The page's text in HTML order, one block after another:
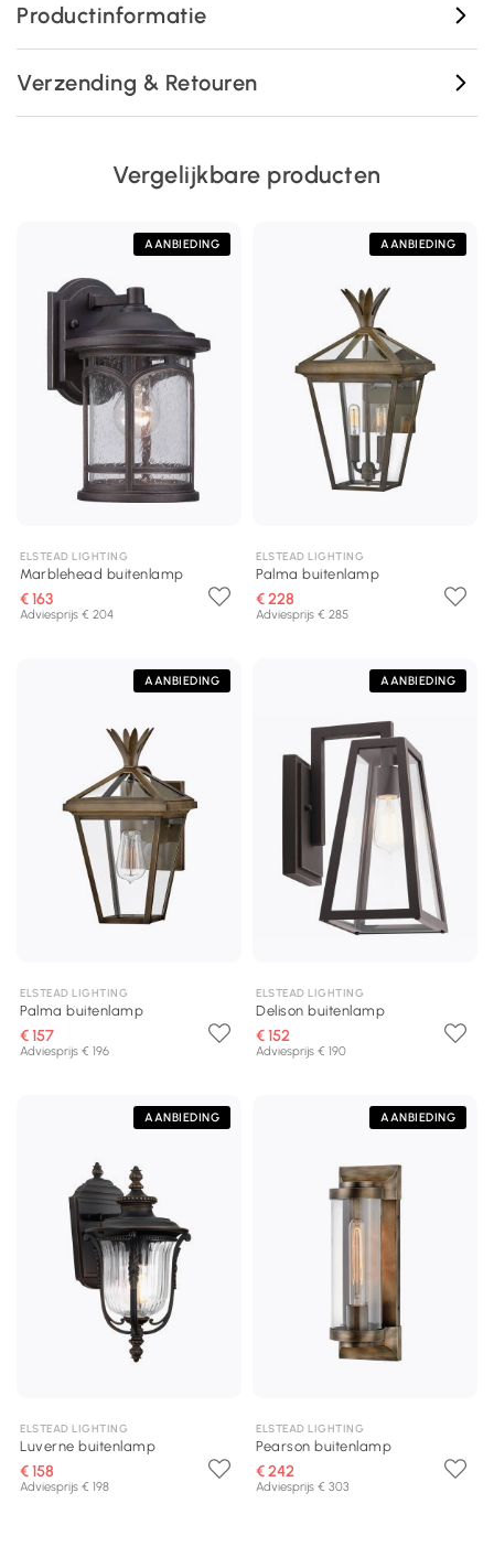
Productinformatie
Verzending & Retouren
Vergelijkbare producten
AANBIEDING
ELSTEAD LIGHTING
Marblehead buitenlamp
€ 163
Adviesprijs € 204
AANBIEDING
ELSTEAD LIGHTING
Palma buitenlamp
€ 228
Adviesprijs € 285
AANBIEDING
ELSTEAD LIGHTING
Palma buitenlamp
€ 157
Adviesprijs € 196
AANBIEDING
ELSTEAD LIGHTING
Delison buitenlamp
€ 152
Adviesprijs € 190
AANBIEDING
ELSTEAD LIGHTING
Luverne buitenlamp
€ 158
Adviesprijs € 198
AANBIEDING
ELSTEAD LIGHTING
Pearson buitenlamp
€ 242
Adviesprijs € 303